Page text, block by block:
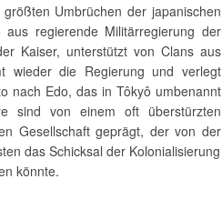
Umbrüchen der japanischen
regierende Militärregierung der
Kaiser, unterstützt von Clans aus
wieder die Regierung und verlegt
nach Edo, das in Tôkyô umbenannt
sind von einem oft überstürzten
Gesellschaft geprägt, der von der
das Schicksal der Kolonialisierung
könnte.